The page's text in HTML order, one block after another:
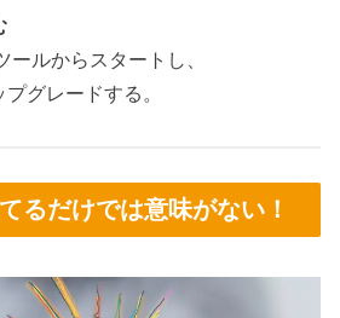
ルからスタートし、
グレードする。
るだけでは意味がない！